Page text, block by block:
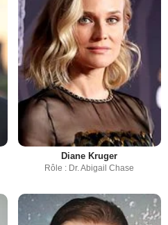
Diane Kruger
Rôle : Dr. Abigail Chase